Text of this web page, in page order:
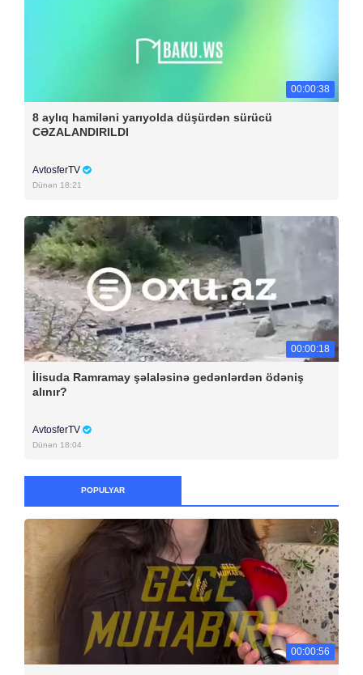
00:00:38
8 aylıq hamiləni yarıyolda düşürdən sürücü
CƏZALANDIRILDI
AvtosferTV
Dünən 18:21
00:00:18
İlisuda Ramramay şəlaləsinə gedənlərdən ödəniş
alınır?
AvtosferTV
Dünən 18:04
POPULYAR
00:00:56